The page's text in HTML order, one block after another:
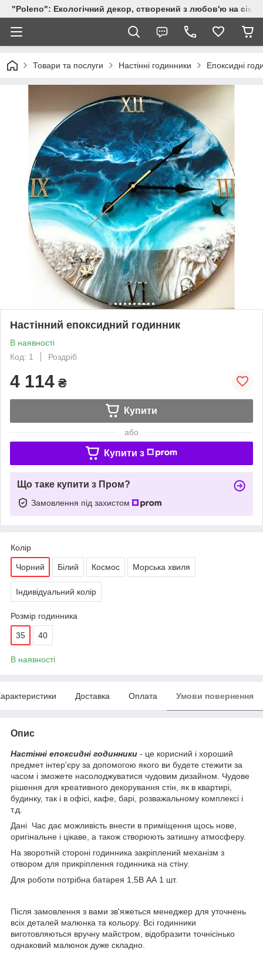
"Poleno": Екологічний декор, створений з любов'ю на
Товари та послуги Настінні годинники Епоксидні
Настінний епоксидний годинник
В наявності
Код: 1
Роздріб
4 114 ₴
Купити
або
Купити з
Що таке купити з Пром?
Замовлення під захистом
Колір
Чорний Білий Космос Морська хвиля
Індивідуальний колір
Розмір годинника
35 40
В наявності
Доставка Оплата Умови повернення
Опис
Настінні епоксидні годинники - це корисний і хороший
предмет інтер'єру за допомогою якого ви будете стежити за
часом і зможете насолоджуватися чудовим дизайном. Чудове
рішення для креативного декорування стін, як в квартирі,
будинку, так і в офісі, кафе, барі, розважальному комплексі і
т.д.
Дані Час дає можливість внести в приміщення щось нове,
оригінальне і цікаве, а також створюють затишну атмосферу.
На зворотній стороні годинника закріплений механізм з
отвором для прикріплення годинника на стіну.
Для роботи потрібна батарея 1,5В АА 1 шт.
Після замовлення з вами зв'яжеться менеджер для уточнень
всіх деталей малюнка та кольору. Всі годинники
виготовляються вручну майстром, відобразити точнісінько
однаковий малюнок дуже складно.